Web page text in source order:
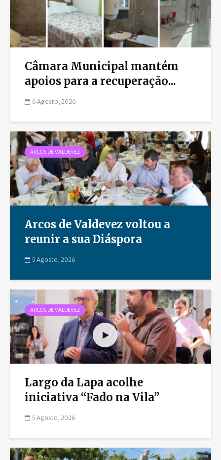
Câmara Municipal mantém
apoios para a recuperação...
6 Agosto, 2026
ARCOS DE VALDEVEZ
Arcos de Valdevez voltou a
reunir a sua Diáspora
5 Agosto, 2026
ARCOS DE VALDEVEZ
Largo da Lapa acolhe
iniciativa “Fado na Vila”
5 Agosto, 2026